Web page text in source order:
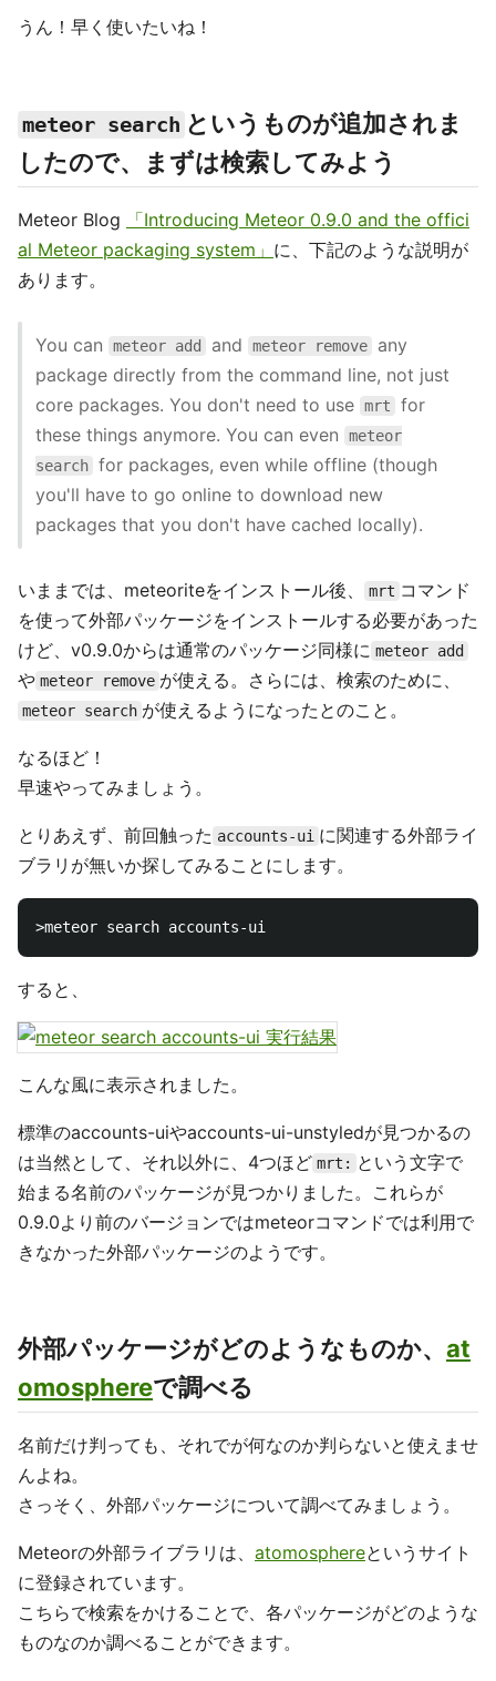
うん！早く使いたいね！
meteor search というものが追加されま
したので、まずは検索してみよう
Meteor Blog
「Introducing Meteor 0.9.0 and the offici
al Meteor packaging system」 に、下記のような説明が
あります。
You can meteor add and meteor remove
any
package directly from the command line, not just
core packages. You don't need to use mrt
for
these things anymore. You can even
meteor
search for packages, even while offline (though
you'll have to go online to download new
packages that you don't have cached locally).
いままでは、meteoriteをインストール後、 mrt コマンド
を使って外部パッケージをインストールする必要があった
けど、v0.9.0からは通常のパッケージ同様に meteor add
や meteor remove が使える。さらには、検索のために、
meteor search が使えるようになったとのこと。
なるほど！
早速やってみましょう。
とりあえず、前回触った accounts-ui に関連する外部ライ
ブラリが無いか探してみることにします。
すると、
こんな風に表示されました。
標準のaccounts-uiやaccounts-ui-unstyledが見つかるの
は当然として、それ以外に、4つほど mrt: という文字で
始まる名前のパッケージが見つかりました。これらが
0.9.0より前のバージョンではmeteorコマンドでは利用で
きなかった外部パッケージのようです。
外部パッケージがどのようなものか、 at
omosphereで調べる
名前だけ判っても、それでが何なのか判らないと使えませ
んよね。
さっそく、外部パッケージについて調べてみましょう。
Meteorの外部ライブラリは、 atomosphereというサイト
に登録されています。
こちらで検索をかけることで、各パッケージがどのような
ものなのか調べることができます。